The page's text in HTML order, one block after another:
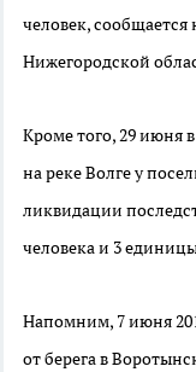
человек, сообщается
Нижегородской
Кроме того, 29 июня
на реке Волге у
ликвидации
человека и 3
Напомним, 7 июня
от берега в